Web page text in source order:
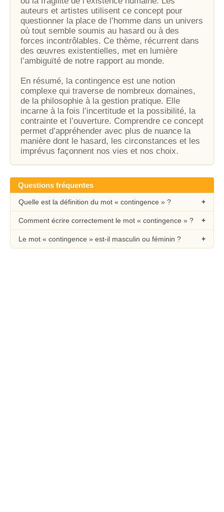
auteurs et artistes utilisent ce concept pour
questionner la place de l’homme dans un univers
où tout semble soumis au hasard ou à des
forces incontrôlables. Ce thème, récurrent dans
des œuvres existentielles, met en lumière
l’ambiguïté de notre rapport au monde.
En résumé, la contingence est une notion
complexe qui traverse de nombreux domaines,
de la philosophie à la gestion pratique. Elle
incarne à la fois l’incertitude et la possibilité, la
contrainte et l’ouverture. Comprendre ce concept
permet d’appréhender avec plus de nuance la
manière dont le hasard, les circonstances et les
imprévus façonnent nos vies et nos choix.
Questions fréquentes
Quelle est la définition du mot « contingence » ?
Comment écrire correctement le mot « contingence » ?
Le mot « contingence » est-il masculin ou féminin ?